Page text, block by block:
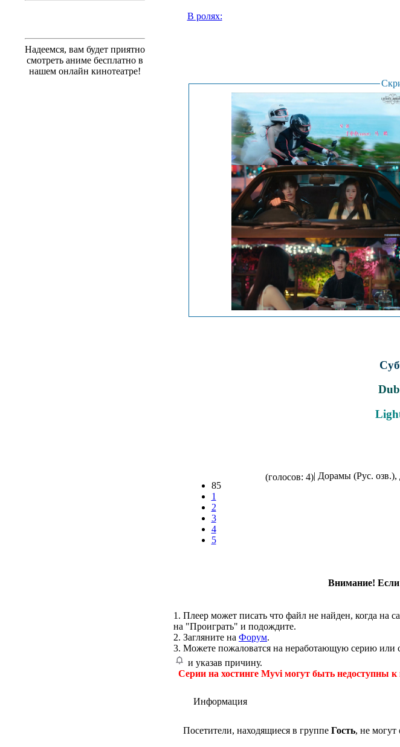
Надеемся, вам будет приятно
смотреть аниме бесплатно в
нашем онлайн кинотеатре!
В ролях:
85
1
2
3
4
5
(голосов: 4)| Дорамы (Рус.
Внимание! Если
1. Плеер может писать что файл не найден, когда на
на "Проиграть" и подождите.
2. Загляните на Форум.
3. Можете пожаловатся на неработающую серию или
и указав причину.
Серии на хостинге Myvi могут быть недоступны к
Информация
Посетители, находящиеся в группе Гость, не могут